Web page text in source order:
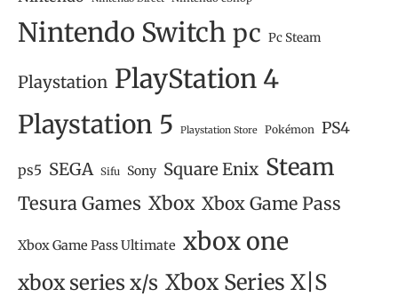
Nintendo Switch pc Pc Steam
Playstation PlayStation 4
Playstation 5 Playstation Store Pokémon PS4
ps5 SEGA Sifu Sony Square Enix Steam
Tesura Games Xbox Xbox Game Pass
Xbox Game Pass Ultimate xbox one
xbox series x/s Xbox Series X|S